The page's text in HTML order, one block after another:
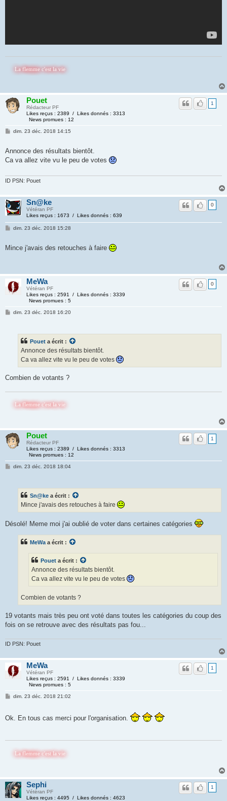
flemme c'est la vie
Pouet
Rédacteur PF
Likes reçus : 2389 / Likes donnés : 3313
News promues : 12
1
dim. 23 déc. 2018 14:15
Annonce des résultats bientôt.
Ca va allez vite vu le peu de votes
ID PSN: Pouet
Sn@ke
Vétéran PF
Likes reçus : 1673 / Likes donnés : 639
0
dim. 23 déc. 2018 15:28
Mince j'avais des retouches à faire
MeWa
Vétéran PF
Likes reçus : 2591 / Likes donnés : 3339
News promues : 5
0
dim. 23 déc. 2018 16:20
Pouet a écrit :
Annonce des résultats bientôt.
Ca va allez vite vu le peu de votes
Combien de votants ?
flemme c'est la vie
Pouet
Rédacteur PF
Likes reçus : 2389 / Likes donnés : 3313
News promues : 12
1
dim. 23 déc. 2018 18:04
Sn@ke a écrit :
Mince j'avais des retouches à faire
Désolé! Meme moi j'ai oublié de voter dans certaines catégories
MeWa a écrit :
Pouet a écrit :
Annonce des résultats bientôt.
Ca va allez vite vu le peu de votes
Combien de votants ?
19 votants mais très peu ont voté dans toutes les catégories du coup des
fois on se retrouve avec des résultats pas fou...
ID PSN: Pouet
MeWa
Vétéran PF
Likes reçus : 2591 / Likes donnés : 3339
News promues : 5
1
dim. 23 déc. 2018 21:02
Ok. En tous cas merci pour l'organisation.
flemme c'est la vie
Sephi
Vétéran PF
Likes reçus : 4495 / Likes donnés : 4623
1